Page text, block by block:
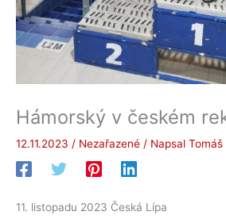
Hámorský v českém
12.11.2023 / Nezařazené / Napsal Tomáš
11. listopadu 2023 Česká Lípa